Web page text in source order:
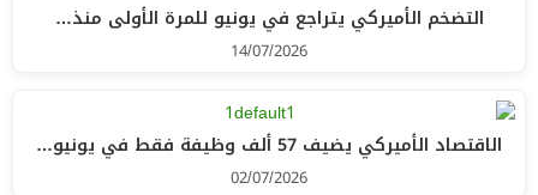
التضخم الأميركي يتراجع في يونيو للمرة الأولى منذ…
14/07/2026
الاقتصاد الأميركي يضيف 57 ألف وظيفة فقط في يونيو…
02/07/2026